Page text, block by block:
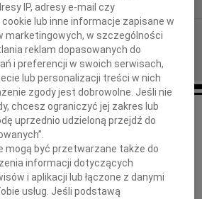
Naszemu Szefowi
Grzegorzowi Gołąbowi
IP, adresy e-mail czy
lub inne informacje zapisane w
marketingowych, w szczególności
reklam dopasowanych do
i preferencji w swoich serwisach,
lub personalizacji treści w nich
zgody jest dobrowolne. Jeśli nie
chcesz ograniczyć jej zakres lub
uprzednio udzieloną przejdź do
mogą być przetwarzane także do
informacji dotyczących
i aplikacji lub łączone z danymi
usług. Jeśli podstawą